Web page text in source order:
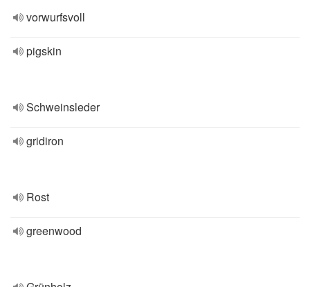
vorwurfsvoll
pigskin
Schweinsleder
gridiron
Rost
greenwood